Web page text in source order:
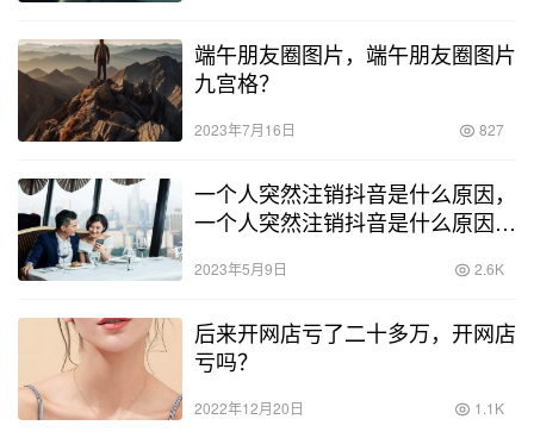
端午朋友圈图片，端午朋友圈图片
九宫格？
2023年7月16日 827
一个人突然注销抖音是什么原因，
一个人突然注销抖音是什么原因造
2023年5月9日 2.6K
后来开网店亏了二十多万，开网店
亏吗？
2022年12月20日 1.1K